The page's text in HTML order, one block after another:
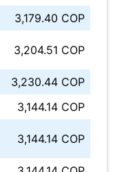
3,179.40 COP
3,204.51 COP
3,230.44 COP
3,144.14 COP
3,144.14 COP